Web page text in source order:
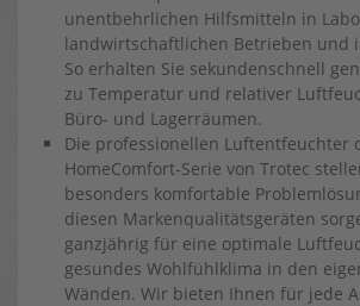
unentbehrlichen Hilfsmitteln in
landwirtschaftlichen Betrieben und
So erhalten Sie sekundenschnell
zu Temperatur und relativer
Büro- und Lagerräumen.
Die professionellen Luftentfeuchter
HomeComfort-Serie von Trotec
besonders komfortable
diesen Markenqualitätsgeräten
ganzjährig für eine optimale
gesundes Wohlfühlklima in den
Wänden. Wir bieten Ihnen für jede